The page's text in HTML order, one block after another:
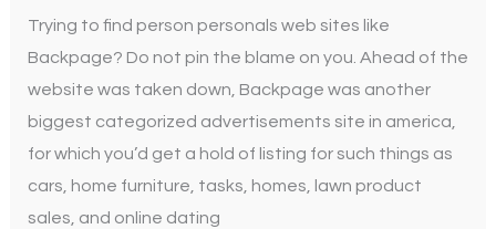
Trying to find person personals web sites like
Backpage? Do not pin the blame on you. Ahead of the
website was taken down, Backpage was another
biggest categorized advertisements site in america,
for which you’d get a hold of listing for such things as
cars, home furniture, tasks, homes, lawn product
sales, and online dating
Sites
Like
Backpage
(2020)